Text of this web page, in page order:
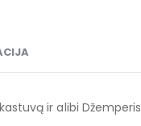
ir alibi Džemperis